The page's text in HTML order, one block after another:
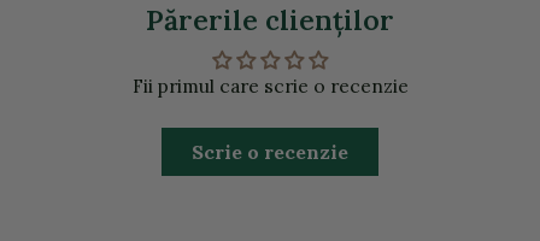
Părerile clienţilor
Fii primul care scrie o recenzie
Scrie o recenzie